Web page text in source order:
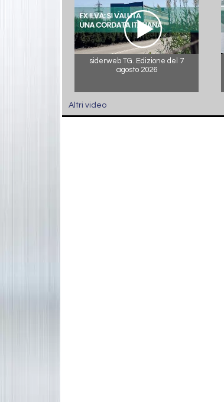
siderweb TG. Edizione del 7
agosto 2026
Altri video